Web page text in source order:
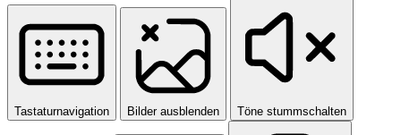
Tastaturnavigation Bilder ausblenden Töne stummschalten